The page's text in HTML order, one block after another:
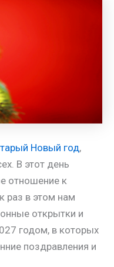
Новый год,
В этот день
отношение к
раз в этом нам
открытки и
годом, в которых
поздравления и